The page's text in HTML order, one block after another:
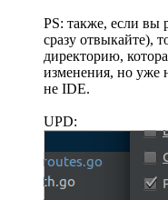
PS: также, если вы
сразу отвыкайте),
директорию,
изменения, но уже
не IDE.
UPD: